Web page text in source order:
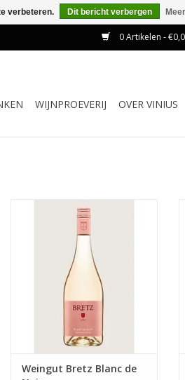
0 Artikelen -
WIJNPROEVERIJ OVER VINIUS
De Bretz Spätburgunder Blanc de
Noir is een elegante witte wijn,
gemaakt van blauwe
Spätburgunder-druiven. Hij
presenteert zich met een
heldere, licht goudgele kleur en
verrast met een verfijnde en
frisse geur.
Weingut Bretz Blanc de
verbeteren. Dit bericht verbergen